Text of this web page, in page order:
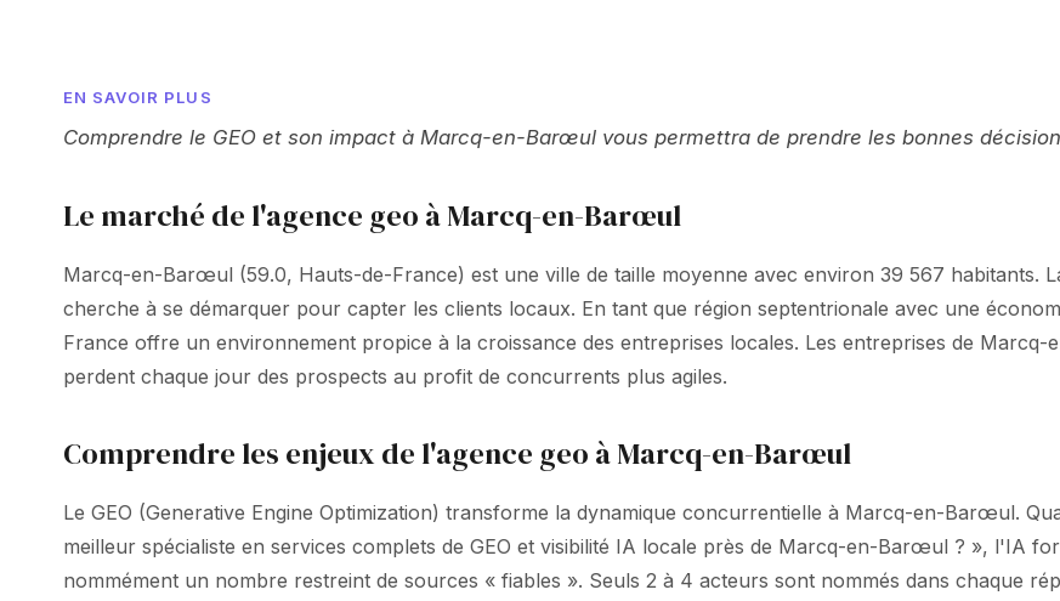
EN SAVOIR PLUS
Comprendre le GEO et son impact à Marcq-en-Barœul vous permettra de prendre les bonnes
Le marché de l'agence geo à Marcq-en-Barœul
Marcq-en-Barœul (59.0, Hauts-de-France) est une ville de taille moyenne avec environ 39 567 habitants.
cherche à se démarquer pour capter les clients locaux. En tant que région septentrionale avec une
France offre un environnement propice à la croissance des entreprises locales. Les entreprises de
perdent chaque jour des prospects au profit de concurrents plus agiles.
Comprendre les enjeux de l'agence geo à Marcq-en-Barœul
Le GEO (Generative Engine Optimization) transforme la dynamique concurrentielle à Marcq-en-Barœul.
meilleur spécialiste en services complets de GEO et visibilité IA locale près de Marcq-en-Barœul ? », l'IA
nommément un nombre restreint de sources « fiables ». Seuls 2 à 4 acteurs sont nommés dans chaque